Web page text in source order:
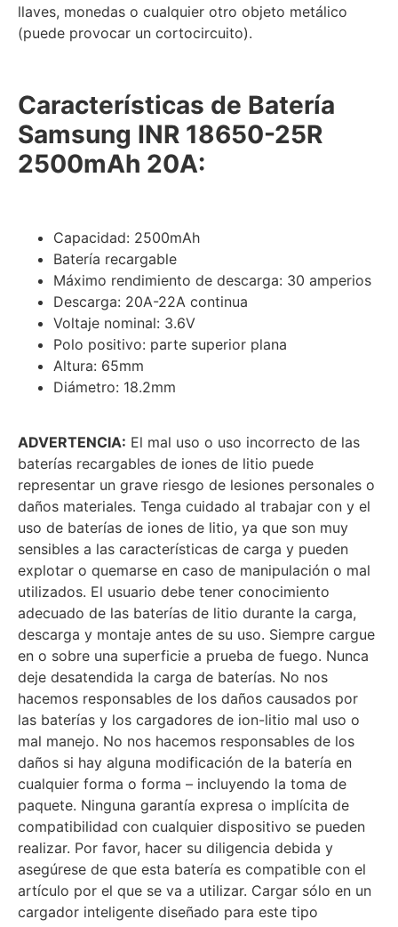
llaves, monedas o cualquier otro objeto metálico
(puede provocar un cortocircuito).
Características de Batería
Samsung INR 18650-25R
2500mAh 20A:
Capacidad: 2500mAh
Batería recargable
Máximo rendimiento de descarga: 30 amperios
Descarga: 20A-22A continua
Voltaje nominal: 3.6V
Polo positivo: parte superior plana
Altura: 65mm
Diámetro: 18.2mm
ADVERTENCIA: El mal uso o uso incorrecto de las
baterías recargables de iones de litio puede
representar un grave riesgo de lesiones personales o
daños materiales. Tenga cuidado al trabajar con y el
uso de baterías de iones de litio, ya que son muy
sensibles a las características de carga y pueden
explotar o quemarse en caso de manipulación o mal
utilizados. El usuario debe tener conocimiento
adecuado de las baterías de litio durante la carga,
descarga y montaje antes de su uso. Siempre cargue
en o sobre una superficie a prueba de fuego. Nunca
deje desatendida la carga de baterías. No nos
hacemos responsables de los daños causados por
las baterías y los cargadores de ion-litio mal uso o
mal manejo. No nos hacemos responsables de los
daños si hay alguna modificación de la batería en
cualquier forma o forma – incluyendo la toma de
paquete. Ninguna garantía expresa o implícita de
compatibilidad con cualquier dispositivo se pueden
realizar. Por favor, hacer su diligencia debida y
asegúrese de que esta batería es compatible con el
artículo por el que se va a utilizar. Cargar sólo en un
cargador inteligente diseñado para este tipo